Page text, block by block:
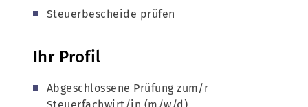
Steuerbescheide prüfen
Ihr Profil
Abgeschlossene Prüfung zum/r